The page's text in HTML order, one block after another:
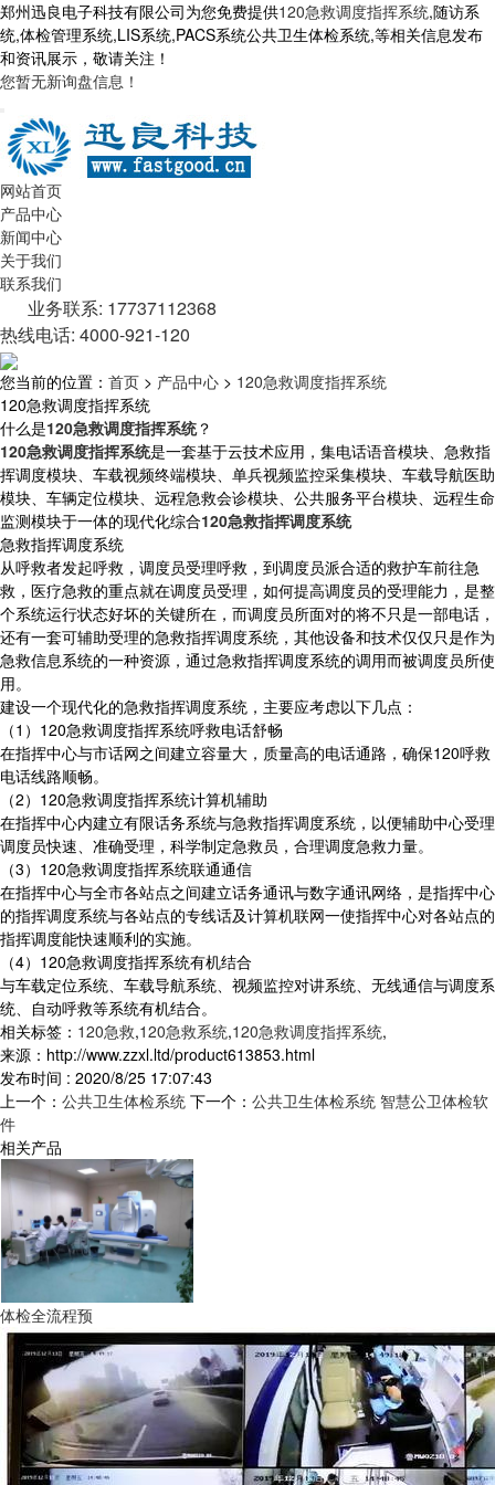
郑州迅良电子科技有限公司为您免费提供120急救调度指挥系统,随访系
统,体检管理系统,LIS系统,PACS系统公共卫生体检系统,等相关信息发布
和资讯展示，敬请关注！
您暂无新询盘信息！
网站首页
产品中心
新闻中心
关于我们
联系我们
业务联系: 17737112368
热线电话: 4000-921-120
您当前的位置： 首页 > 产品中心 > 120急救调度指挥系统
120急救调度指挥系统
什么是120急救调度指挥系统？
120急救调度指挥系统是一套基于云技术应用，集电话语音模块、急救指
挥调度模块、车载视频终端模块、单兵视频监控采集模块、车载导航医助
模块、车辆定位模块、远程急救会诊模块、公共服务平台模块、远程生命
监测模块于一体的现代化综合120急救指挥调度系统
急救指挥调度系统
从呼救者发起呼救，调度员受理呼救，到调度员派合适的救护车前往急
救，医疗急救的重点就在调度员受理，如何提高调度员的受理能力，是整
个系统运行状态好坏的关键所在，而调度员所面对的将不只是一部电话，
还有一套可辅助受理的急救指挥调度系统，其他设备和技术仅仅只是作为
急救信息系统的一种资源，通过急救指挥调度系统的调用而被调度员所使
用。
建设一个现代化的急救指挥调度系统，主要应考虑以下几点：
（1）120急救调度指挥系统呼救电话舒畅
在指挥中心与市话网之间建立容量大，质量高的电话通路，确保120呼救
电话线路顺畅。
（2）120急救调度指挥系统计算机辅助
在指挥中心内建立有限话务系统与急救指挥调度系统，以便辅助中心受理
调度员快速、准确受理，科学制定急救员，合理调度急救力量。
（3）120急救调度指挥系统联通通信
在指挥中心与全市各站点之间建立话务通讯与数字通讯网络，是指挥中心
的指挥调度系统与各站点的专线话及计算机联网一使指挥中心对各站点的
指挥调度能快速顺利的实施。
（4）120急救调度指挥系统有机结合
与车载定位系统、车载导航系统、视频监控对讲系统、无线通信与调度系
统、自动呼救等系统有机结合。
相关标签： 120急救,120急救系统,120急救调度指挥系统,
来源：http://www.zzxl.ltd/product613853.html
发布时间 : 2020/8/25 17:07:43
上一个： 公共卫生体检系统 下一个： 公共卫生体检系统 智慧公卫体检软
件
相关产品
体检全流程预